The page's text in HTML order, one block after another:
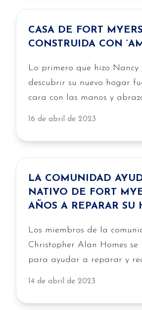
CASA DE FORT MYERS
CONSTRUIDA CON
Lo primero que hizo Nancy
descubrir su nuevo hogar
cara con las manos y
sus nietos. «Me encanta»,
familiares empujaban su
de una habitación a otra…
16 de abril de 2023
LA COMUNIDAD
NATIVO DE FORT
AÑOS A REPARAR SU
Los miembros de la
Christopher Alan Homes se
para ayudar a reparar y
casa para un residente de
compromiso de la empresa
14 de abril de 2023